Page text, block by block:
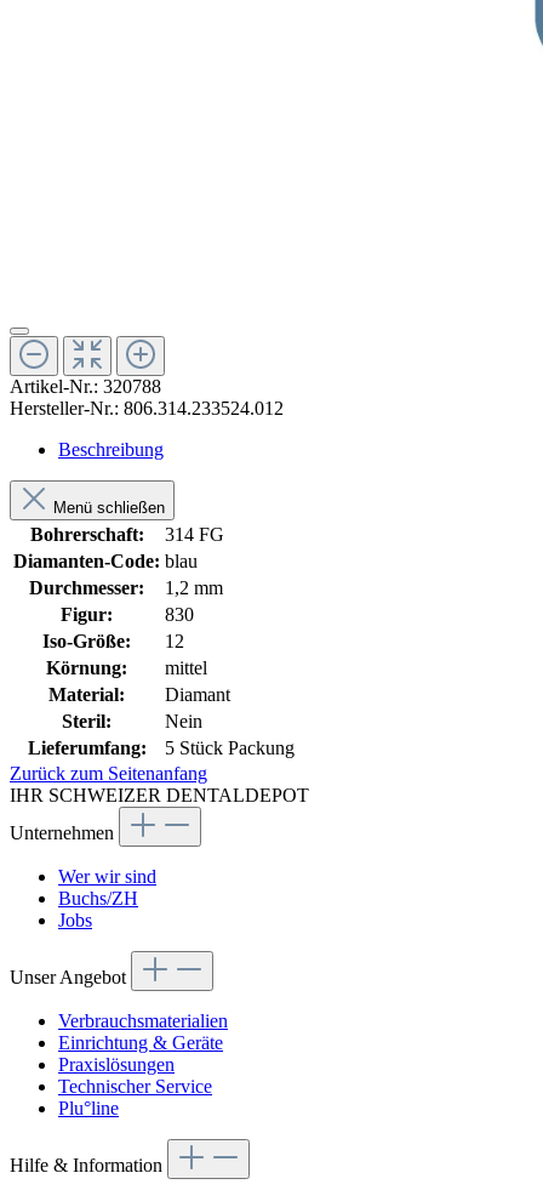
Artikel-Nr.: 320788
Hersteller-Nr.: 806.314.233524.012
Beschreibung
Menü schließen
Bohrerschaft:
314 FG
Diamanten-Code: blau
Durchmesser:
1,2 mm
Figur:
830
Iso-Größe:
12
Körnung:
mittel
Material:
Diamant
Steril:
Nein
Lieferumfang:
5 Stück Packung
Zurück zum Seitenanfang
IHR SCHWEIZER DENTALDEPOT
Unternehmen
Wer wir sind
Buchs/ZH
Jobs
Unser Angebot
Verbrauchsmaterialien
Einrichtung & Geräte
Praxislösungen
Technischer Service
Plu°line
Hilfe & Information